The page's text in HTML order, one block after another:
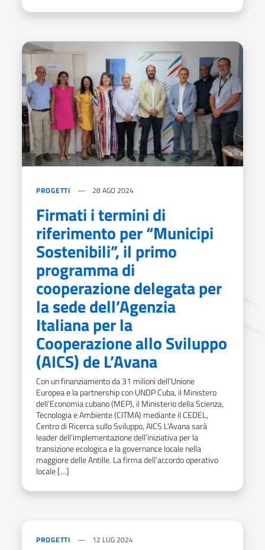
PROGETTI 28 AGO 2024
Firmati i termini di
riferimento per “Municipi
Sostenibili”, il primo
programma di
cooperazione delegata per
la sede dell’Agenzia
Italiana per la
Cooperazione allo Sviluppo
(AICS) de L’Avana
Con un finanziamento da 31 milioni dell’Unione
Europea e la partnership con UNDP Cuba, il Ministero
dell’Economia cubano (MEP), il Ministerio della Scienza,
Tecnologia e Ambiente (CITMA) mediante il CEDEL,
Centro di Ricerca sullo Sviluppo, AICS L’Avana sarà
leader dell’implementazione dell’iniziativa per la
transizione ecologica e la governance locale nella
maggiore delle Antille. La firma dell’accordo operativo
locale […]
PROGETTI 12 LUG 2024